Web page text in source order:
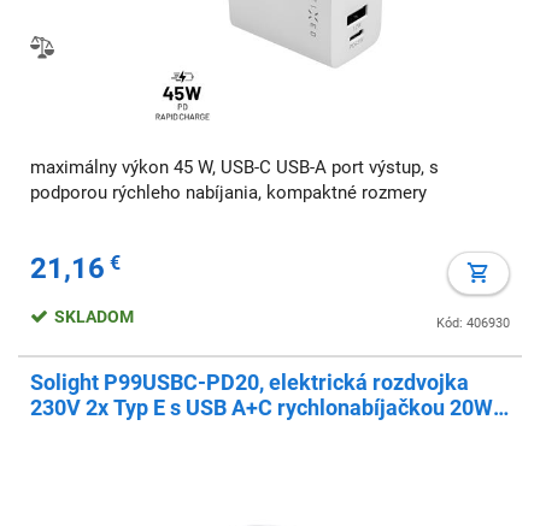
maximálny výkon 45 W, USB-C USB-A port výstup, s
podporou rýchleho nabíjania, kompaktné rozmery
21,16 €
Kód: 406930
SKLADOM
Solight P99USBC-PD20, elektrická rozdvojka
230V 2x Typ E s USB A+C rychlonabíjačkou 20W